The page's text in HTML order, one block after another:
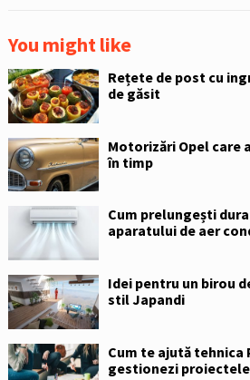
You might like
Rețete de post cu
de găsit
Motorizări Opel care
în timp
Cum prelungești
aparatului de aer
Idei pentru un birou
stil Japandi
Cum te ajută tehnica
gestionezi